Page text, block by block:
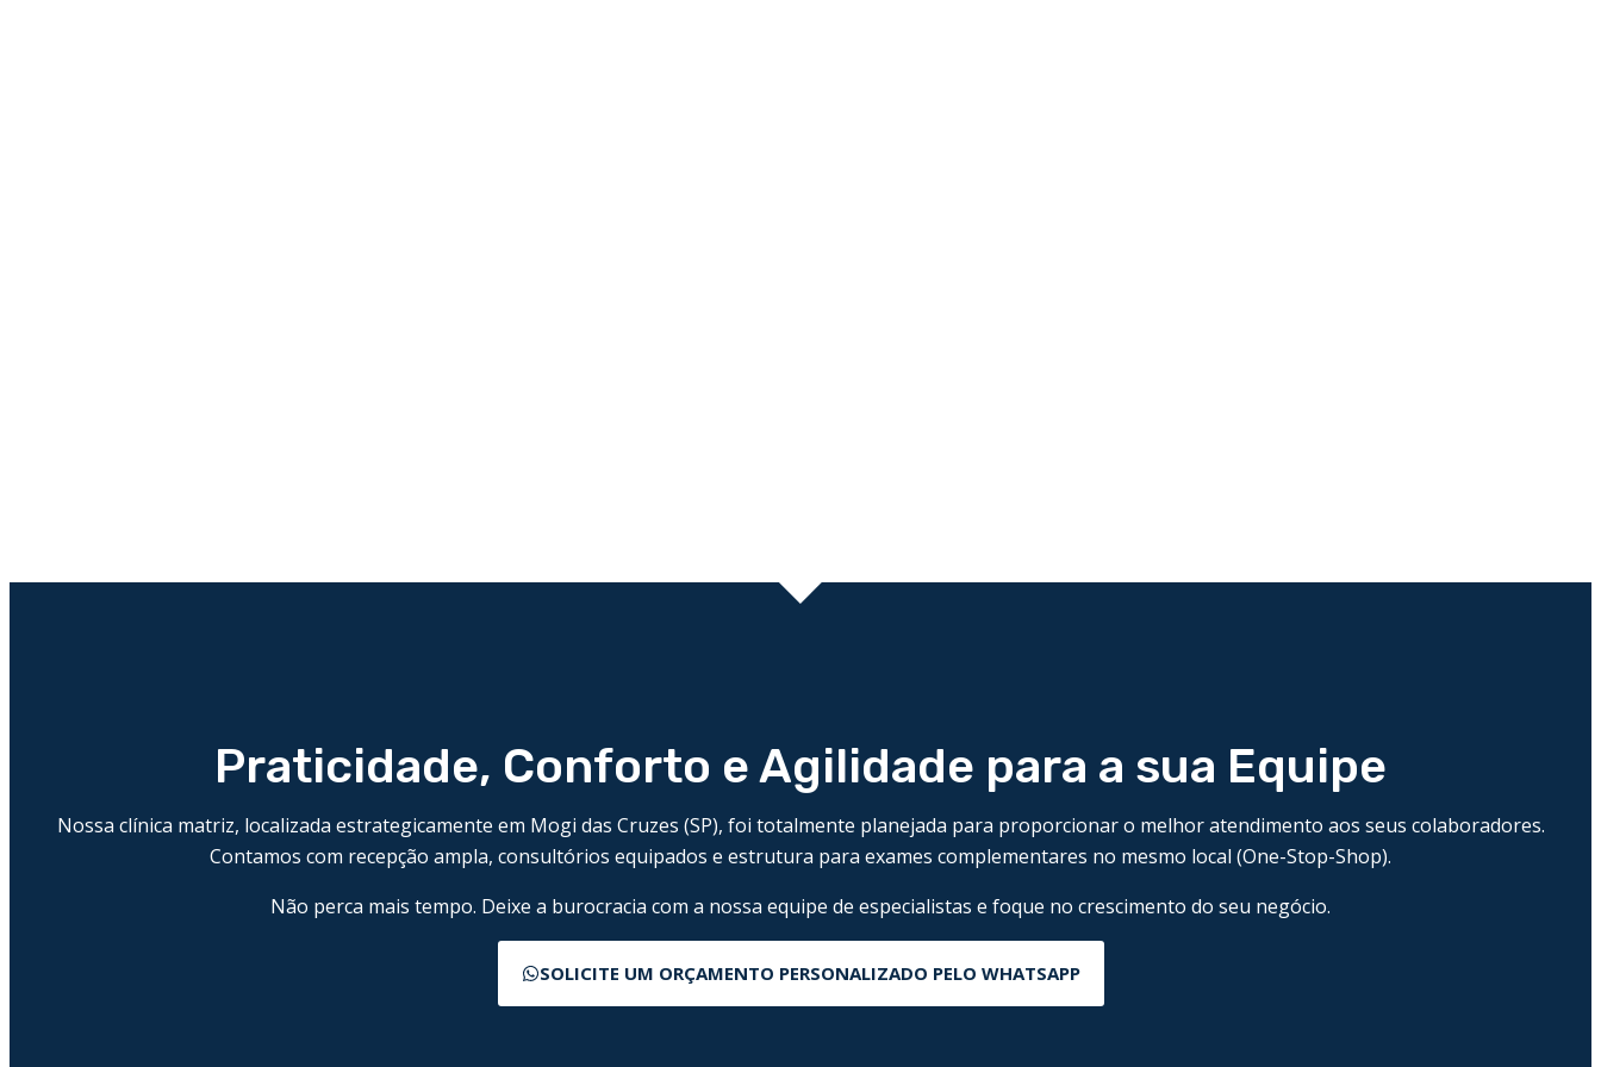
Praticidade, Conforto e Agilidade para a sua Equipe
Nossa clínica matriz, localizada estrategicamente em Mogi das Cruzes (SP), foi totalmente planejada para proporcionar o melhor atendimento aos seus colaboradores.
Contamos com recepção ampla, consultórios equipados e estrutura para exames complementares no mesmo local (One-Stop-Shop).
Não perca mais tempo. Deixe a burocracia com a nossa equipe de especialistas e foque no crescimento do seu negócio.
SOLICITE UM ORÇAMENTO PERSONALIZADO PELO WHATSAPP